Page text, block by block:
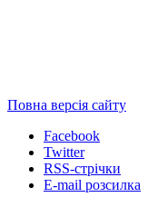
Повна версія сайту
Facebook
Twitter
RSS-стрічки
E-mail розсилка